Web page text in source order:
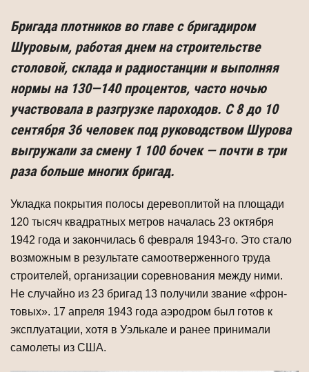
Бригада плотников во главе с бригадиром
Шуровым, работая днем на строи­тельстве
столовой, склада и радиостанции и выполняя
нормы на 130—140 процен­тов, часто ночью
участвовала в разгрузке пароходов. С 8 до 10
сентября 36 человек под руководством Шурова
выгружали за смену 1 100 бочек — почти в три
раза больше многих бригад.
Укладка покрытия полосы деревоплитой на площади
120 тысяч квадратных метров началась 23 октября
1942 года и закончилась 6 февраля 1943-го. Это ста­ло
возможным в результате самоотверженного труда
строителей, организации соревнования между ними.
Не случайно из 23 бригад 13 получили звание «фрон­
товых». 17 апреля 1943 года аэродром был готов к
эксплуатации, хотя в Уэлькале и ранее принимали
самолеты из США.